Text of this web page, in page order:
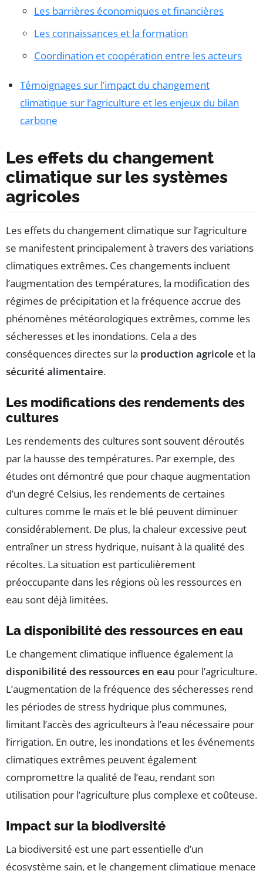
Les barrières économiques et financières
Les connaissances et la formation
Coordination et coopération entre les acteurs
Témoignages sur l’impact du changement
climatique sur l’agriculture et les enjeux du bilan
carbone
Les effets du changement
climatique sur les systèmes
agricoles
Les effets du changement climatique sur l’agriculture
se manifestent principalement à travers des variations
climatiques extrêmes. Ces changements incluent
l’augmentation des températures, la modification des
régimes de précipitation et la fréquence accrue des
phénomènes météorologiques extrêmes, comme les
sécheresses et les inondations. Cela a des
conséquences directes sur la production agricole et la
sécurité alimentaire.
Les modifications des rendements des
cultures
Les rendements des cultures sont souvent déroutés
par la hausse des températures. Par exemple, des
études ont démontré que pour chaque augmentation
d’un degré Celsius, les rendements de certaines
cultures comme le maïs et le blé peuvent diminuer
considérablement. De plus, la chaleur excessive peut
entraîner un stress hydrique, nuisant à la qualité des
récoltes. La situation est particulièrement
préoccupante dans les régions où les ressources en
eau sont déjà limitées.
La disponibilité des ressources en eau
Le changement climatique influence également la
disponibilité des ressources en eau pour l’agriculture.
L’augmentation de la fréquence des sécheresses rend
les périodes de stress hydrique plus communes,
limitant l’accès des agriculteurs à l’eau nécessaire pour
l’irrigation. En outre, les inondations et les événements
climatiques extrêmes peuvent également
compromettre la qualité de l’eau, rendant son
utilisation pour l’agriculture plus complexe et coûteuse.
Impact sur la biodiversité
La biodiversité est une part essentielle d’un
écosystème sain, et le changement climatique menace